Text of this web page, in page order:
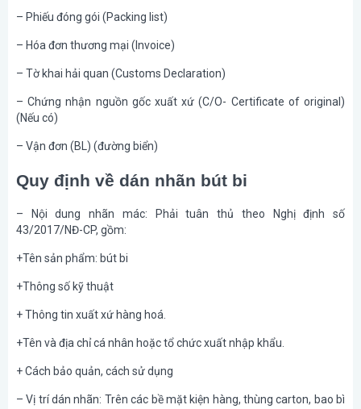
– Phiếu đóng gói (Packing list)
– Hóa đơn thương mại (Invoice)
– Tờ khai hải quan (Customs Declaration)
– Chứng nhận nguồn gốc xuất xứ (C/O- Certificate of original)
(Nếu có)
– Vận đơn (BL) (đường biển)
Quy định về dán nhãn bút bi
– Nội dung nhãn mác: Phải tuân thủ theo Nghị định số
43/2017/NĐ-CP, gồm:
+Tên sản phẩm: bút bi
+Thông số kỹ thuật
+ Thông tin xuất xứ hàng hoá.
+Tên và địa chỉ cá nhân hoặc tổ chức xuất nhập khẩu.
+ Cách bảo quản, cách sử dụng
– Vị trí dán nhãn: Trên các bề mặt kiện hàng, thùng carton, bao bì